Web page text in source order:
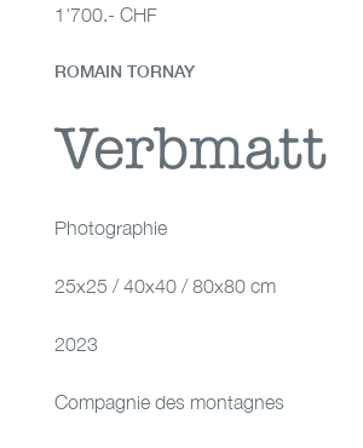
1'700.- CHF
Verbmatt
ROMAIN TORNAY
Verbmatt
Photographie
25x25 / 40x40 / 80x80 cm
2023
Compagnie des montagnes